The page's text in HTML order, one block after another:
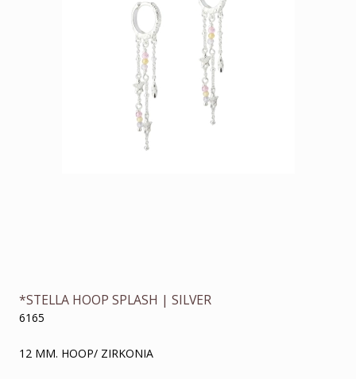
*STELLA HOOP SPLASH | SILVER
6165
12 MM. HOOP/ ZIRKONIA